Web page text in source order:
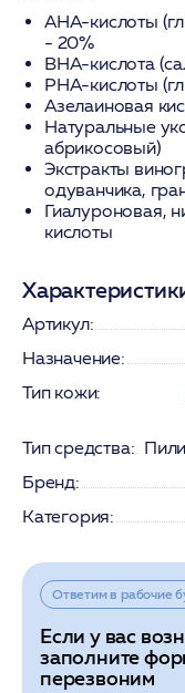
АНА-кислоты
- 20%
ВНА-кислота
PHA-кислоты
Азелаиновая
Натуральные
абрикосовый)
Экстракты
одуванчика,
Гиалуроновая,
кислоты
Артикул:
Назначение:
Тип кожи:
Тип средства:
Бренд:
Категория:
Ответим в рабочие
Если у вас
заполните
перезвоним